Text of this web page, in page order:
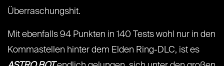
Überraschungshit.
Mit ebenfalls 94 Punkten in 140 Tests wohl nur in den
Kommastellen hinter dem Elden Ring-DLC, ist es